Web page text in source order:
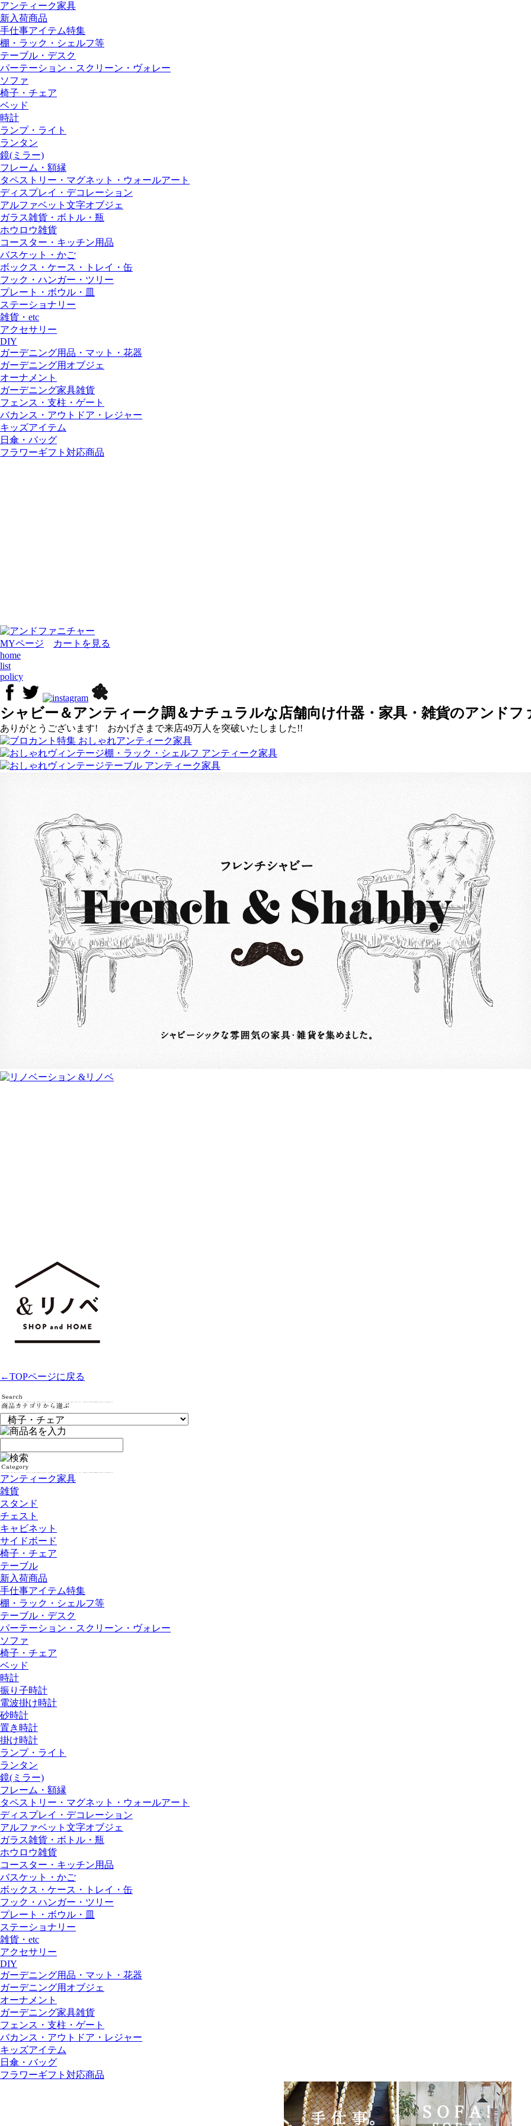
アンティーク家具
新入荷商品
手仕事アイテム特集
棚・ラック・シェルフ等
テーブル・デスク
パーテーション・スクリーン・ヴォレー
ソファ
椅子・チェア
ベッド
時計
ランプ・ライト
ランタン
鏡(ミラー)
フレーム・額縁
タペストリー・マグネット・ウォールアート
ディスプレイ・デコレーション
アルファベット文字オブジェ
ガラス雑貨・ボトル・瓶
ホウロウ雑貨
コースター・キッチン用品
バスケット・かご
ボックス・ケース・トレイ・缶
フック・ハンガー・ツリー
プレート・ボウル・皿
ステーショナリー
雑貨・etc
アクセサリー
DIY
ガーデニング用品・マット・花器
ガーデニング用オブジェ
オーナメント
ガーデニング家具雑貨
フェンス・支柱・ゲート
バカンス・アウトドア・レジャー
キッズアイテム
日傘・バッグ
フラワーギフト対応商品
MYページ
カートを見る
home
list
policy
シャビー＆アンティーク調＆ナチュラルな店舗向け什器・家具・雑貨のアンドフ
ありがとうございます! おかげさまで来店49万人を突破いたしました!!
←TOPページに戻る
アンティーク家具
雑貨
スタンド
チェスト
キャビネット
サイドボード
椅子・チェア
テーブル
新入荷商品
手仕事アイテム特集
棚・ラック・シェルフ等
テーブル・デスク
パーテーション・スクリーン・ヴォレー
ソファ
椅子・チェア
ベッド
時計
振り子時計
電波掛け時計
砂時計
置き時計
掛け時計
ランプ・ライト
ランタン
鏡(ミラー)
フレーム・額縁
タペストリー・マグネット・ウォールアート
ディスプレイ・デコレーション
アルファベット文字オブジェ
ガラス雑貨・ボトル・瓶
ホウロウ雑貨
コースター・キッチン用品
バスケット・かご
ボックス・ケース・トレイ・缶
フック・ハンガー・ツリー
プレート・ボウル・皿
ステーショナリー
雑貨・etc
アクセサリー
DIY
ガーデニング用品・マット・花器
ガーデニング用オブジェ
オーナメント
ガーデニング家具雑貨
フェンス・支柱・ゲート
バカンス・アウトドア・レジャー
キッズアイテム
日傘・バッグ
フラワーギフト対応商品